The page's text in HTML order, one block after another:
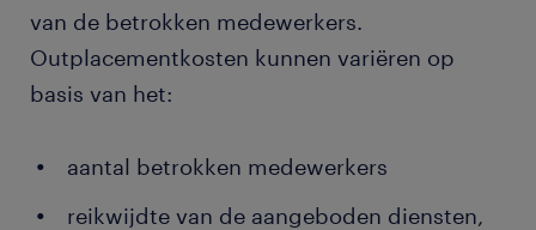
van de betrokken medewerkers.
Outplacementkosten kunnen variëren op
basis van het:
aantal betrokken medewerkers
reikwijdte van de aangeboden diensten,